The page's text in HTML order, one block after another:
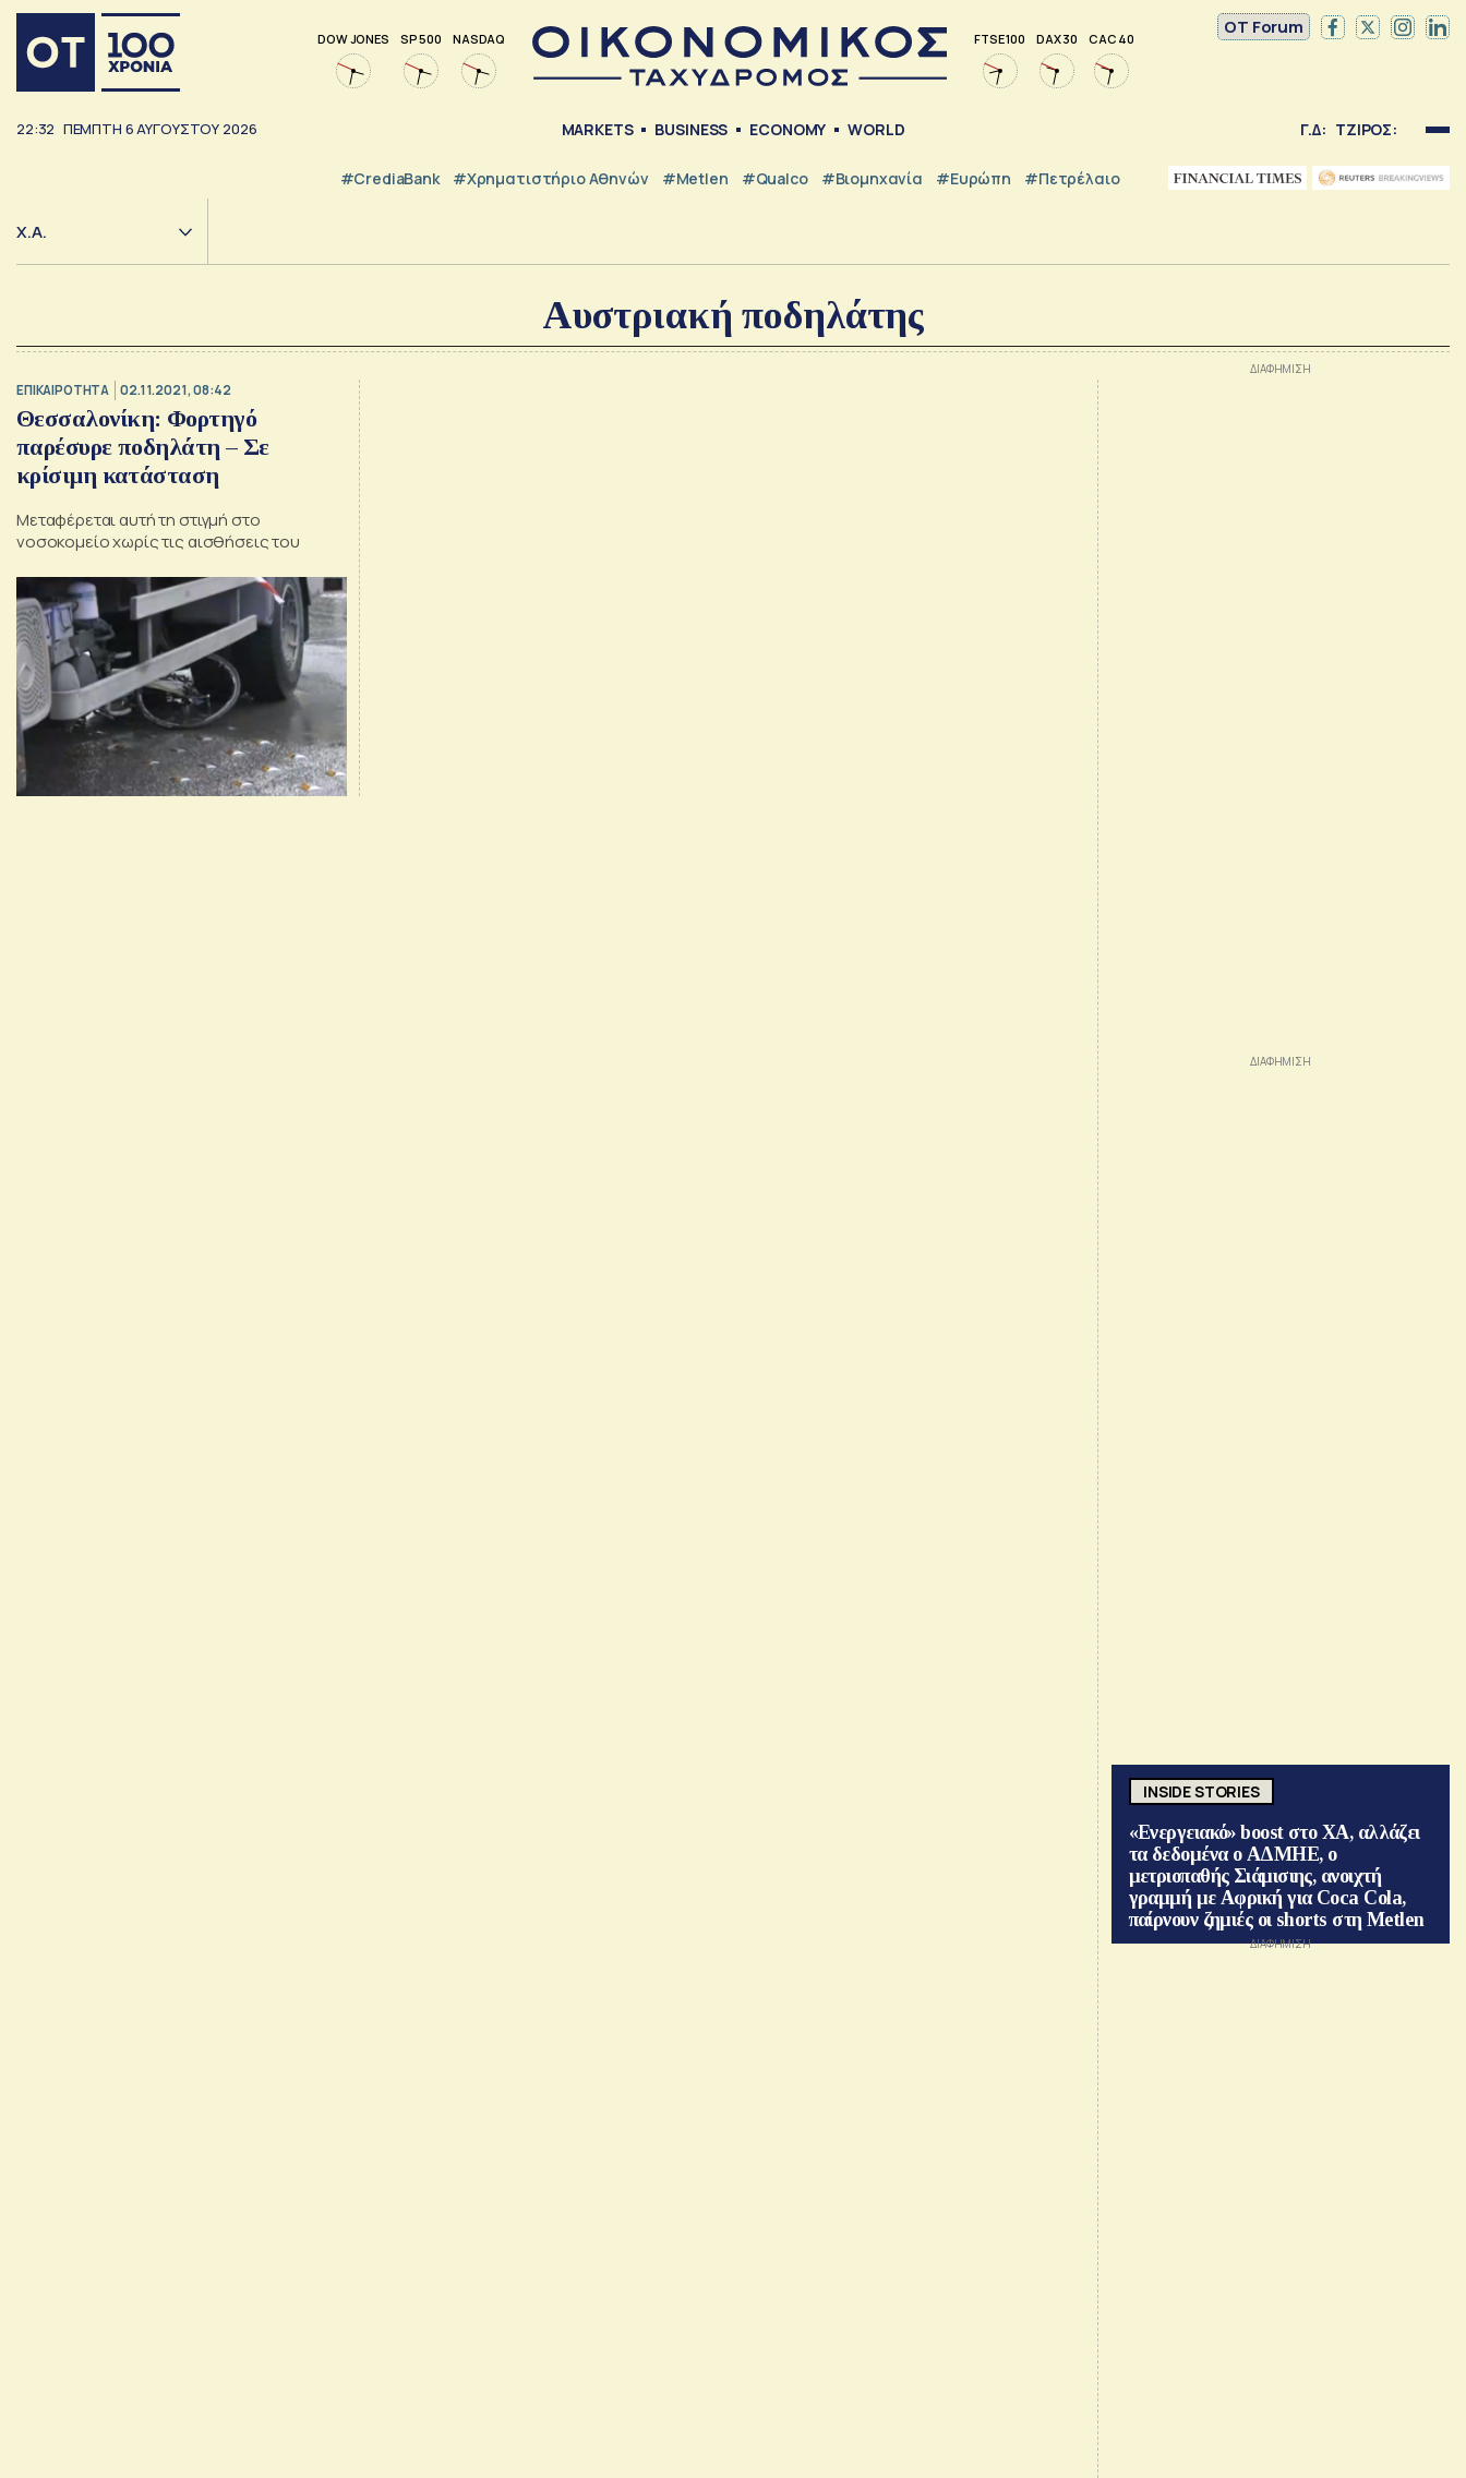
DOW JONES SP 500 NASDAQ FTSE 100 DAX 30 CAC 40
OT Forum
22:32 ΠΈΜΠΤΗ 6ΑΥΓΟΎΣΤΟΥ 2026 MARKETS BUSINESS ECONOMY WORLD Γ.Δ: ΤΖΙΡΟΣ:
#CrediaBank #Χρηματιστήριο Αθηνών #metlen #Qualco #Βιομηχανία #Ευρώπη #Πετρέλαιο
Χ.Α.
Αυστριακή ποδηλάτης
ΕΠΙΚΑΙΡΟΤΗΤΑ 02.11.2021, 08:42
Θεσσαλονίκη: Φορτηγό
παρέσυρε ποδηλάτη – Σε
κρίσιμη κατάσταση
Μεταφέρεται αυτή τη στιγμή στο
νοσοκομείο χωρίς τις αισθήσεις του
INSIDE STORIES
«Ενεργειακό» boost στο ΧΑ, αλλάζει
τα δεδομένα ο ΑΔΜΗΕ, ο
μετριοπαθής Σιάμισιης, ανοιχτή
γραμμή με Αφρική για Coca Cola,
παίρνουν ζημιές οι shorts στη Metlen